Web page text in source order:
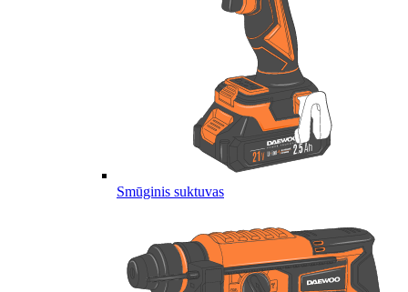
Smūginis suktuvas